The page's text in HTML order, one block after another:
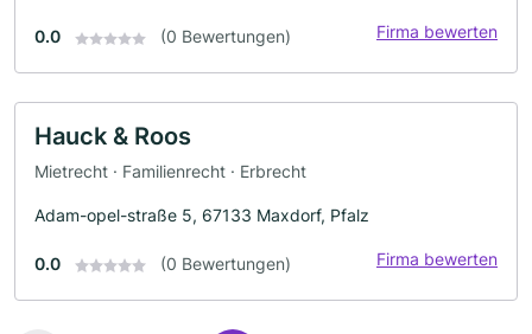
0.0 (0 Bewertungen) Firma bewerten
Hauck & Roos
Mietrecht · Familienrecht · Erbrecht
Adam-opel-straße 5, 67133 Maxdorf, Pfalz
0.0 (0 Bewertungen) Firma bewerten